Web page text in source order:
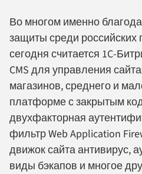
Во многом именно
защиты среди российских
сегодня считается 1C-
CMS для управления
магазинов, среднего и
платформе с закрытым
двухфакторная
фильтр Web Application
движок сайта антивирус,
виды бэкапов и многое